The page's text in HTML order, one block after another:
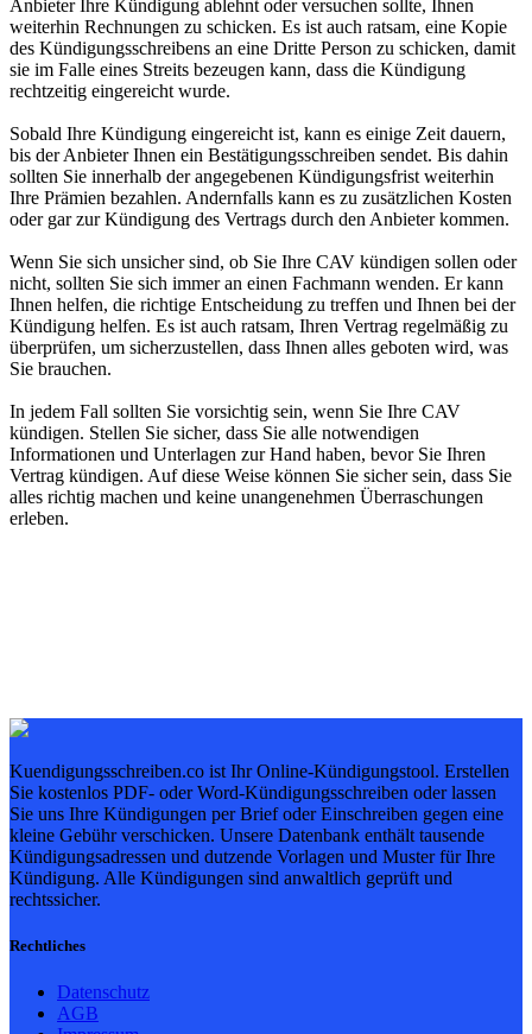
Anbieter Ihre Kündigung ablehnt oder versuchen sollte, Ihnen
weiterhin Rechnungen zu schicken. Es ist auch ratsam, eine Kopie
des Kündigungsschreibens an eine Dritte Person zu schicken, damit
sie im Falle eines Streits bezeugen kann, dass die Kündigung
rechtzeitig eingereicht wurde.
Sobald Ihre Kündigung eingereicht ist, kann es einige Zeit dauern,
bis der Anbieter Ihnen ein Bestätigungsschreiben sendet. Bis dahin
sollten Sie innerhalb der angegebenen Kündigungsfrist weiterhin
Ihre Prämien bezahlen. Andernfalls kann es zu zusätzlichen Kosten
oder gar zur Kündigung des Vertrags durch den Anbieter kommen.
Wenn Sie sich unsicher sind, ob Sie Ihre CAV kündigen sollen oder
nicht, sollten Sie sich immer an einen Fachmann wenden. Er kann
Ihnen helfen, die richtige Entscheidung zu treffen und Ihnen bei der
Kündigung helfen. Es ist auch ratsam, Ihren Vertrag regelmäßig zu
überprüfen, um sicherzustellen, dass Ihnen alles geboten wird, was
Sie brauchen.
In jedem Fall sollten Sie vorsichtig sein, wenn Sie Ihre CAV
kündigen. Stellen Sie sicher, dass Sie alle notwendigen
Informationen und Unterlagen zur Hand haben, bevor Sie Ihren
Vertrag kündigen. Auf diese Weise können Sie sicher sein, dass Sie
alles richtig machen und keine unangenehmen Überraschungen
erleben.
Kuendigungsschreiben.co ist Ihr Online-Kündigungstool. Erstellen
Sie kostenlos PDF- oder Word-Kündigungsschreiben oder lassen
Sie uns Ihre Kündigungen per Brief oder Einschreiben gegen eine
kleine Gebühr verschicken. Unsere Datenbank enthält tausende
Kündigungsadressen und dutzende Vorlagen und Muster für Ihre
Kündigung. Alle Kündigungen sind anwaltlich geprüft und
rechtssicher.
Rechtliches
Datenschutz
AGB